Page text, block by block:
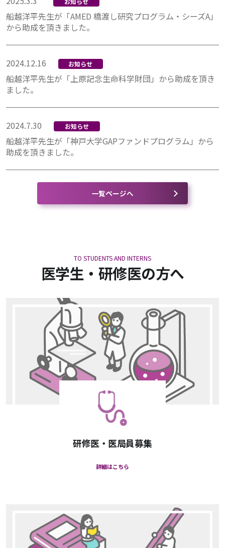
船越洋平先生が「AMED 橋渡し研究プログラム・シーズA」
から助成を頂きました。
2024.12.16 お知らせ
船越洋平先生が「上原記念生命科学財団」から助成を頂き
ました。
2024.7.30 お知らせ
船越洋平先生が「神戸大学GAPファンドプログラム」から
助成を頂きました。
一覧ページへ
TO STUDENTS AND INTERNS
医学生・研修医の方へ
研修医・医局員募集
詳細はこちら